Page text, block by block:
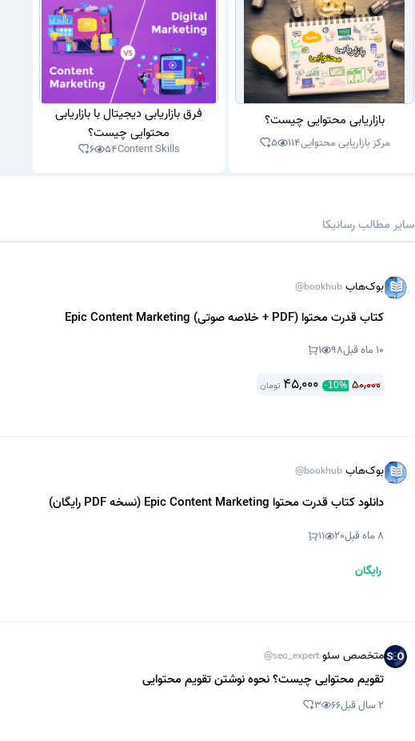
بازاریابی محتوایی چیست؟
مرکز بازاریابی محتوایی114
5
فرق بازاریابی دیجیتال با بازاریابی
محتوایی چیست؟
Content Skills
54
6
سایر مطالب رسانیکا
بوک‌هاب @bookhub
کتاب قدرت محتوا (PDF + خلاصه صوتی) Epic Content Marketing
10 ماه قبل 98
1
50,000
-10%
45,000 تومان
بوک‌هاب @bookhub
دانلود کتاب قدرت محتوا Epic Content Marketing (نسخه PDF رایگان)
8 ماه قبل 20
11
رایگان
متخصص سئو @seo_expert
تقویم محتوایی چیست؟ نحوه نوشتن تقویم محتوایی
2 سال قبل 66
3